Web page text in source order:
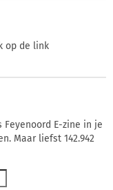
op de link
E-zine in je
Maar liefst 142.942